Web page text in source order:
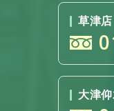
草津店
大津